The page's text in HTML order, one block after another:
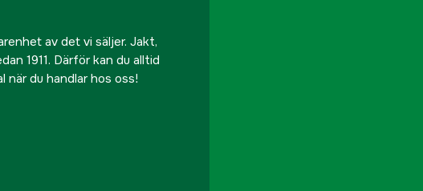
av det vi säljer. Jakt,
1911. Därför kan du alltid
när du handlar hos oss!